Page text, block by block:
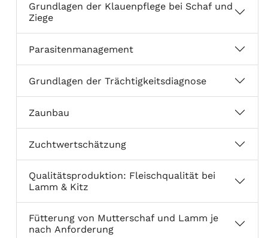
Grundlagen der Klauenpflege bei Schaf und
Ziege
Parasitenmanagement
Grundlagen der Trächtigkeitsdiagnose
Zaunbau
Zuchtwertschätzung
Qualitätsproduktion: Fleischqualität bei
Lamm & Kitz
Fütterung von Mutterschaf und Lamm je
nach Anforderung